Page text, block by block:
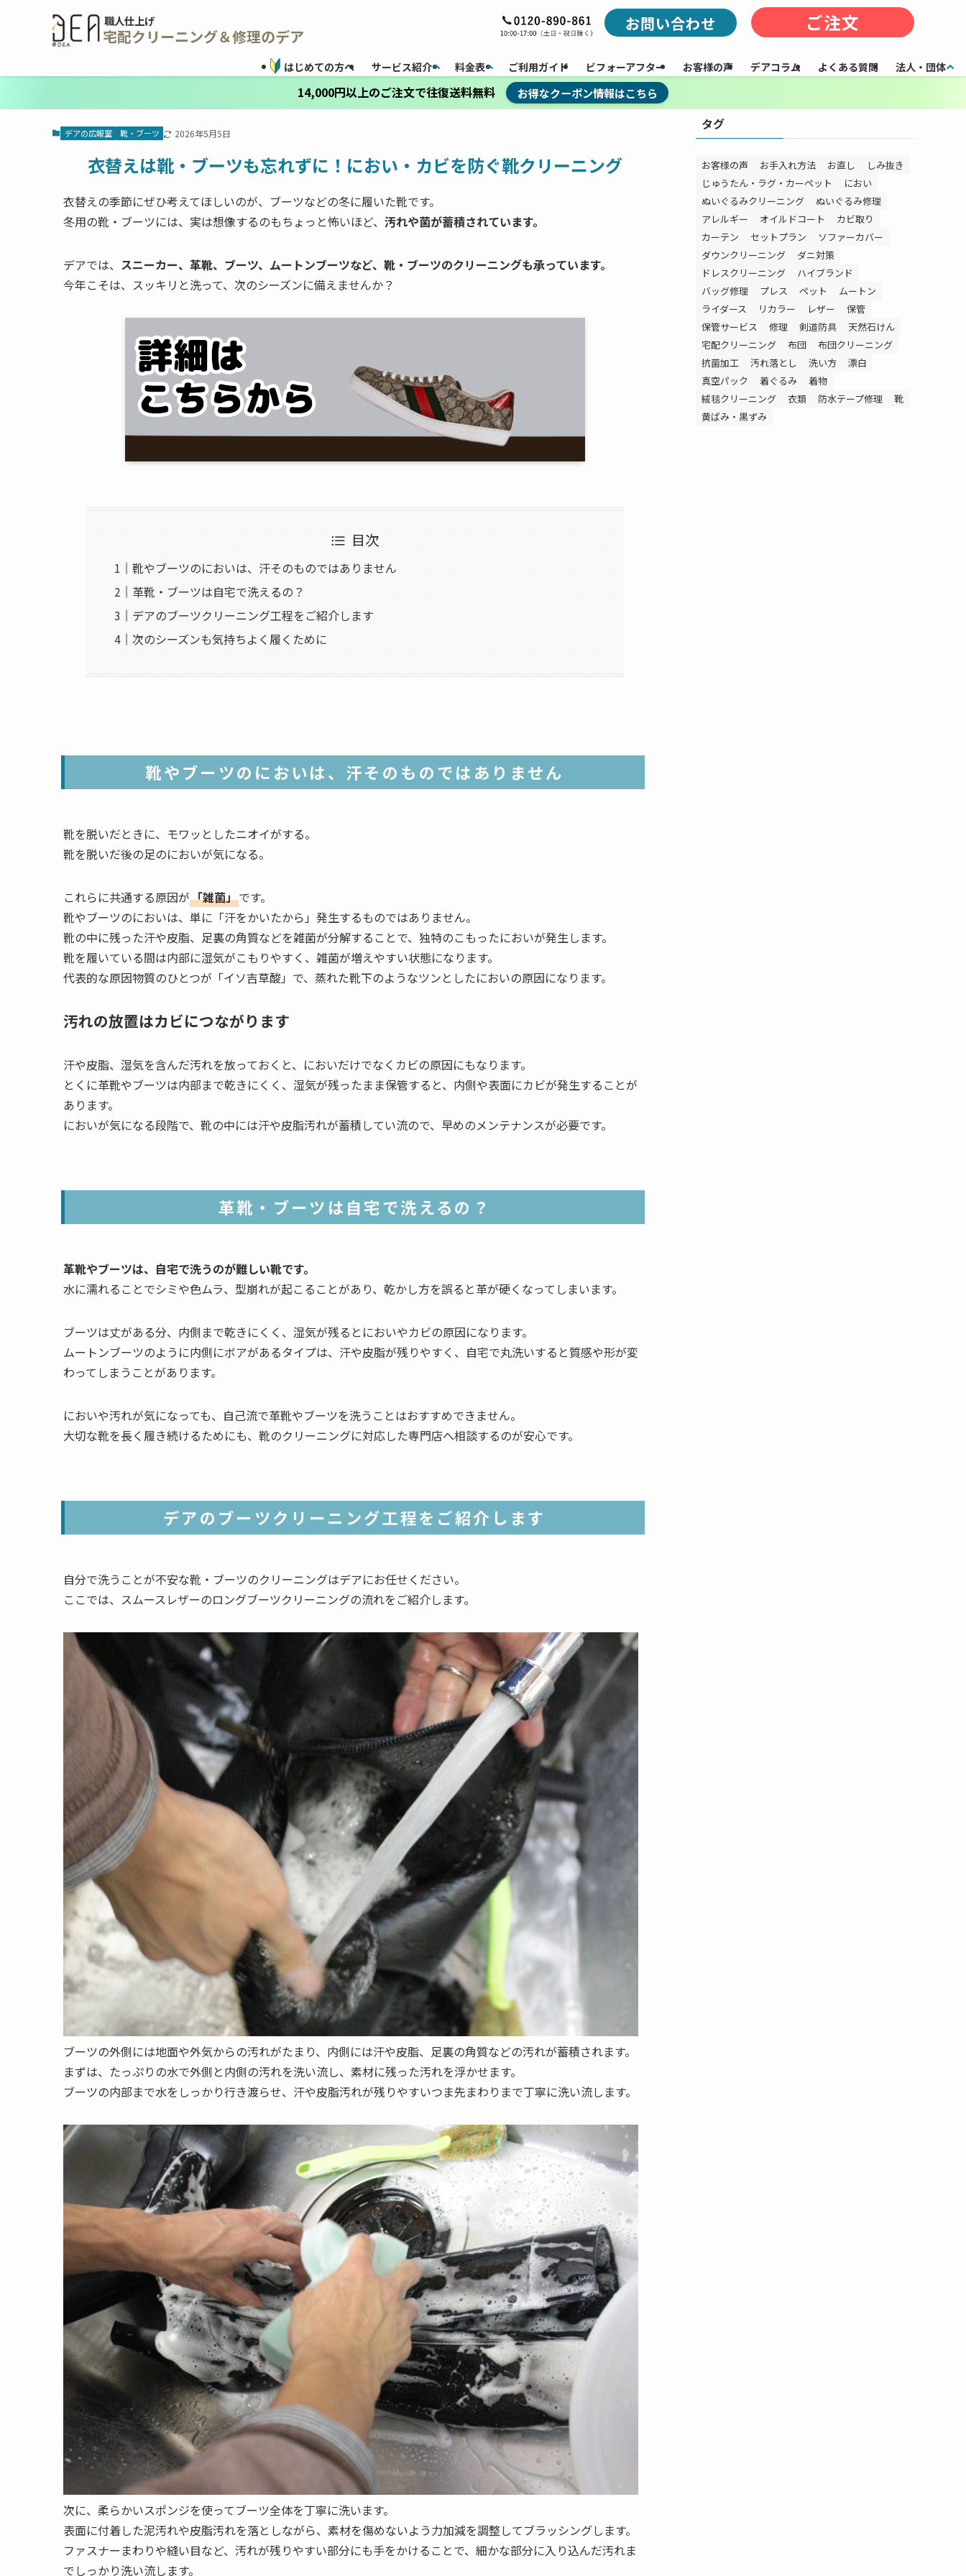
職人仕上げ
宅配クリーニング＆修理のデア
お問い合わせ ご注文
はじめての方へ サービス紹介 料金表 ご利用ガイド ビフォーアフター お客様の声 デアコラム よくある質問 法人・団体
14,000円以上のご注文で往復送料無料 お得なクーポン情報はこちら
デアの広報室 靴・ブーツ 2026年5月5日
衣替えは靴・ブーツも忘れずに！におい・カビを防ぐ靴クリーニング
衣替えの季節にぜひ考えてほしいのが、ブーツなどの冬に履いた靴です。
冬用の靴・ブーツには、実は想像するのもちょっと怖いほど、 汚れや菌が蓄積されています。
デアでは、 スニーカー、革靴、ブーツ、ムートンブーツなど、靴・ブーツのクリーニングも承っています。
今年こそは、スッキリと洗って、次のシーズンに備えませんか？
目次
靴やブーツのにおいは、汗そのものではありません
革靴・ブーツは自宅で洗えるの？
デアのブーツクリーニング工程をご紹介します
次のシーズンも気持ちよく履くために
靴やブーツのにおいは、汗そのものではありません
靴を脱いだときに、モワッとしたニオイがする。
靴を脱いだ後の足のにおいが気になる。
これらに共通する原因が「雑菌」です。
靴やブーツのにおいは、単に「汗をかいたから」発生するものではありません。
靴の中に残った汗や皮脂、足裏の角質などを雑菌が分解することで、独特のこもったにおいが発生します。
靴を履いている間は内部に湿気がこもりやすく、雑菌が増えやすい状態になります。
代表的な原因物質のひとつが「イソ吉草酸」で、蒸れた靴下のようなツンとしたにおいの原因になります。
汚れの放置はカビにつながります
汗や皮脂、湿気を含んだ汚れを放っておくと、においだけでなくカビの原因にもなります。
とくに革靴やブーツは内部まで乾きにくく、湿気が残ったまま保管すると、内側や表面にカビが発生することが
あります。
においが気になる段階で、靴の中には汗や皮脂汚れが蓄積してい流ので、早めのメンテナンスが必要です。
革靴・ブーツは自宅で洗えるの？
革靴やブーツは、自宅で洗うのが難しい靴です。
水に濡れることでシミや色ムラ、型崩れが起こることがあり、乾かし方を誤ると革が硬くなってしまいます。
ブーツは丈がある分、内側まで乾きにくく、湿気が残るとにおいやカビの原因になります。
ムートンブーツのように内側にボアがあるタイプは、汗や皮脂が残りやすく、自宅で丸洗いすると質感や形が変
わってしまうことがあります。
においや汚れが気になっても、自己流で革靴やブーツを洗うことはおすすめできません。
大切な靴を長く履き続けるためにも、靴のクリーニングに対応した専門店へ相談するのが安心です。
デアのブーツクリーニング工程をご紹介します
自分で洗うことが不安な靴・ブーツのクリーニングはデアにお任せください。
ここでは、スムースレザーのロングブーツクリーニングの流れをご紹介します。
ブーツの外側には地面や外気からの汚れがたまり、内側には汗や皮脂、足裏の角質などの汚れが蓄積されます。
まずは、たっぷりの水で外側と内側の汚れを洗い流し、素材に残った汚れを浮かせます。
ブーツの内部まで水をしっかり行き渡らせ、汗や皮脂汚れが残りやすいつま先まわりまで丁寧に洗い流します。
次に、柔らかいスポンジを使ってブーツ全体を丁寧に洗います。
表面に付着した泥汚れや皮脂汚れを落としながら、素材を傷めないよう力加減を調整してブラッシングします。
ファスナーまわりや縫い目など、汚れが残りやすい部分にも手をかけることで、細かな部分に入り込んだ汚れま
でしっかり洗い流します。
タグ
お客様の声 お手入れ方法 お直し
しみ抜き
じゅうたん・ラグ・カーペット
におい
ぬいぐるみクリーニング
ぬいぐるみ修理
アレルギー
オイルドコート
カビ取り
カーテン
セットプラン
ソファーカバー
ダウンクリーニング
ダニ対策
ドレスクリーニング
ハイブランド
バッグ修理
プレス ペット
ムートン
ライダース
リカラー レザー
保管
保管サービス
修理 剣道防具
天然石けん
宅配クリーニング
布団
布団クリーニング
抗菌加工
汚れ落とし 洗い方
漂白
真空パック
着ぐるみ
着物
絨毯クリーニング
衣類 防水テープ修理
靴
黄ばみ・黒ずみ